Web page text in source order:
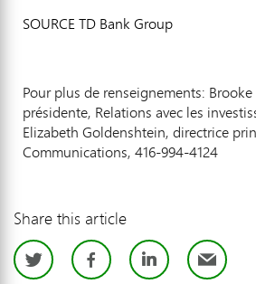
SOURCE TD Bank Group
Pour plus de renseignements:
présidente, Relations avec les
Elizabeth Goldenshtein, directrice
Communications, 416-994-4124
Share this article
TwitterFacebook
LinkedIn